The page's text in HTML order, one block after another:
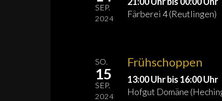
SEP.
2024
Färberei 4 (Reutlingen)
SO.
15
SEP.
2024
Frühschoppen
13:00 Uhr bis 16:00 Uhr
Hofgut Domäne